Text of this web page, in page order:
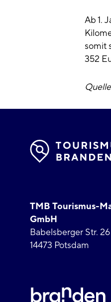
Ab 1.
somit
352
TMB Tourismus-
GmbH
Babelsberger Str. 26
14473 Potsdam